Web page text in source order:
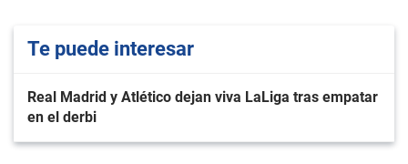
Te puede interesar
Real Madrid y Atlético dejan viva LaLiga tras empatar
en el derbi